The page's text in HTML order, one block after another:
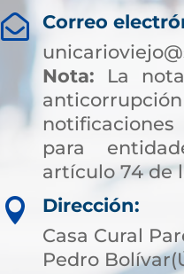

Correo
Nota: La
para
artículo 74 de

Dirección:
Casa Cural
Pedro